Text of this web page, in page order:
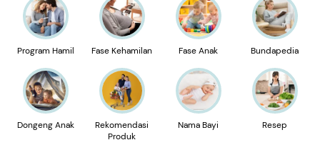
Program Hamil Fase Kehamilan Fase Anak Bundapedia
Dongeng Anak
Rekomendasi
Produk
Nama Bayi Resep